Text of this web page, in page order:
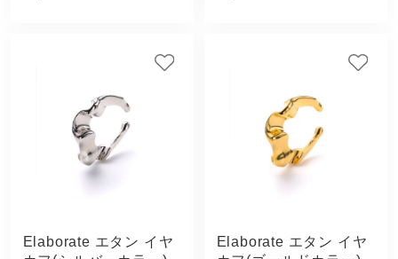
Elaborate エタン イヤ
Elaborate エタン イヤ